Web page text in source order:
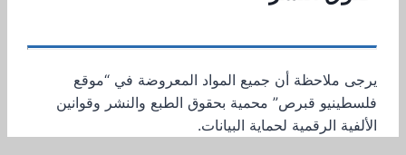
يرجى ملاحظة أن جميع المواد المعروضة في “موقع
فلسطينيو قبرص” محمية بحقوق الطبع والنشر وقوانين
الألفية الرقمية لحماية البيانات.